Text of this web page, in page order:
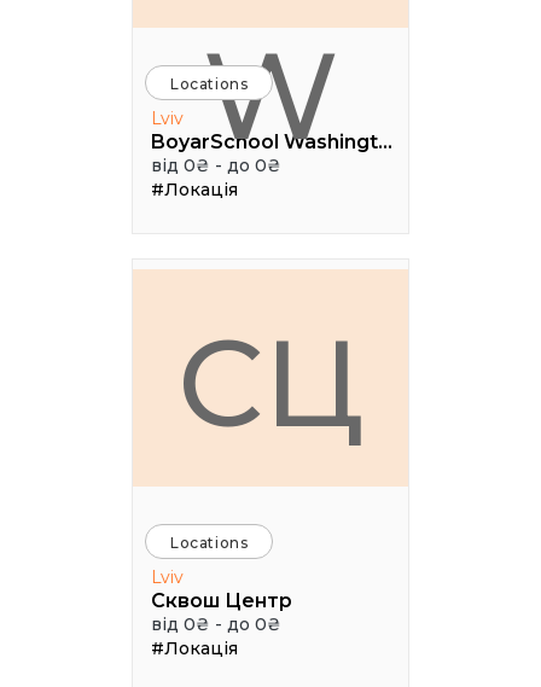
W
Locations
Lviv
BoyarSchool Washington
від 0₴ - до 0₴
#Локація
СЦ
Locations
Lviv
Сквош Центр
від 0₴ - до 0₴
#Локація